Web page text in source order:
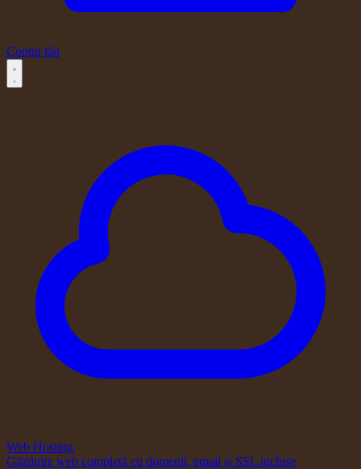
Contul tău
Web Hosting
Găzduire web completă cu domenii, email și SSL incluse